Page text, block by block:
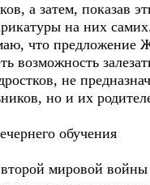
а затем, показав
на них
что предложение
возможность
не
но и их
обучения
мировой